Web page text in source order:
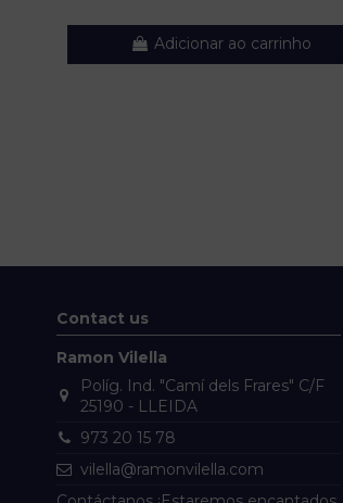
Adicionar ao carrinho
Contact us
Ramon Vilella
Políg. Ind. "Camí dels Frares" C/F
25190 - LLEIDA
973 20 15 78
vilella@ramonvilella.com